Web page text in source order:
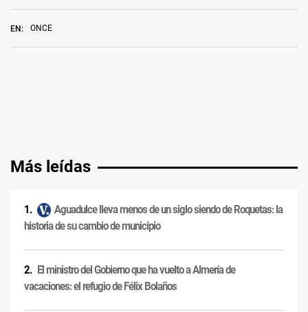
EN: ONCE
Más leídas
Aguadulce lleva menos de un siglo siendo de Roquetas: la
historia de su cambio de municipio
El ministro del Gobierno que ha vuelto a Almería de
vacaciones: el refugio de Félix Bolaños